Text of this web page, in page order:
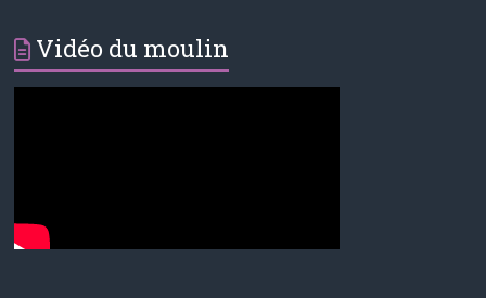
Vidéo du moulin